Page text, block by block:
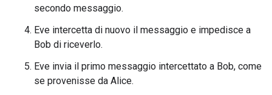
secondo messaggio.
Eve intercetta di nuovo il messaggio e impedisce a
Bob di riceverlo.
Eve invia il primo messaggio intercettato a Bob, come
se provenisse da Alice.